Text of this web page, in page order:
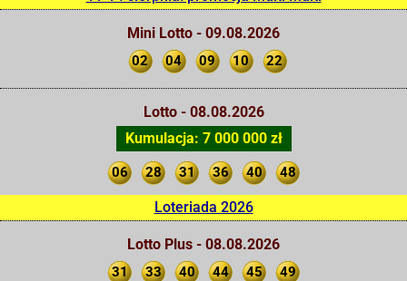
Mini Lotto - 09.08.2026
02 04 09 10 22
Lotto - 08.08.2026
Kumulacja: 7 000 000 zł
06 28 31 36 40 48
Loteriada 2026
Lotto Plus - 08.08.2026
31 33 40 44 45 49